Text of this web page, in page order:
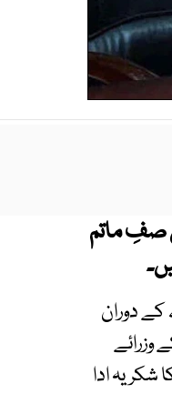
صفِ ماتم
کے دوران
وزرائے
10 مئی کے بعد چین کا شکریہ ادا